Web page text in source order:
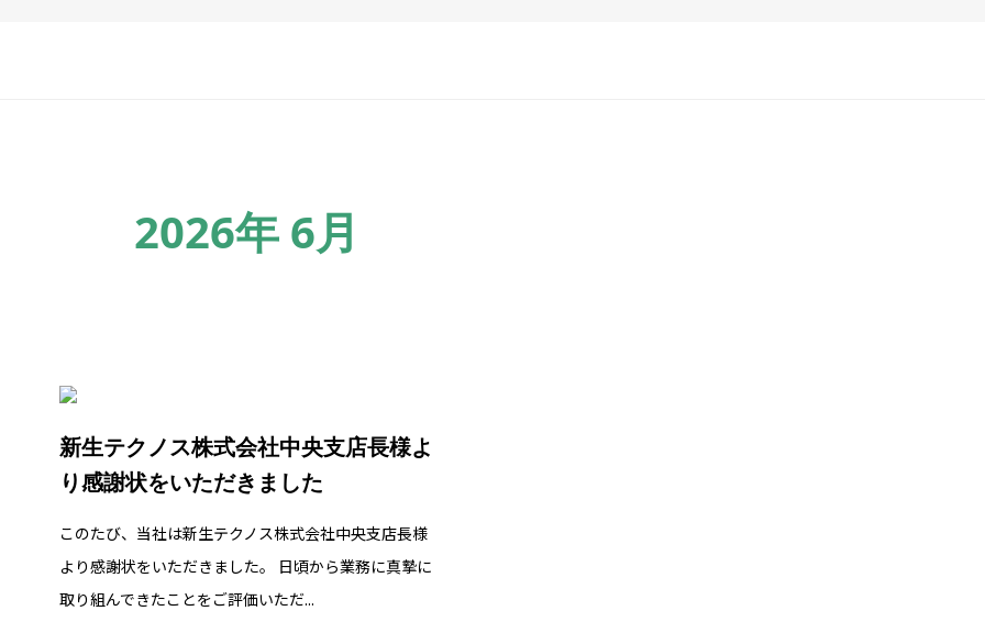
2026年 6月
新生テクノス株式会社中央支店長様よ
り感謝状をいただきました
このたび、当社は新生テクノス株式会社中央支店長様
より感謝状をいただきました。 日頃から業務に真摯に
取り組んできたことをご評価いただ...